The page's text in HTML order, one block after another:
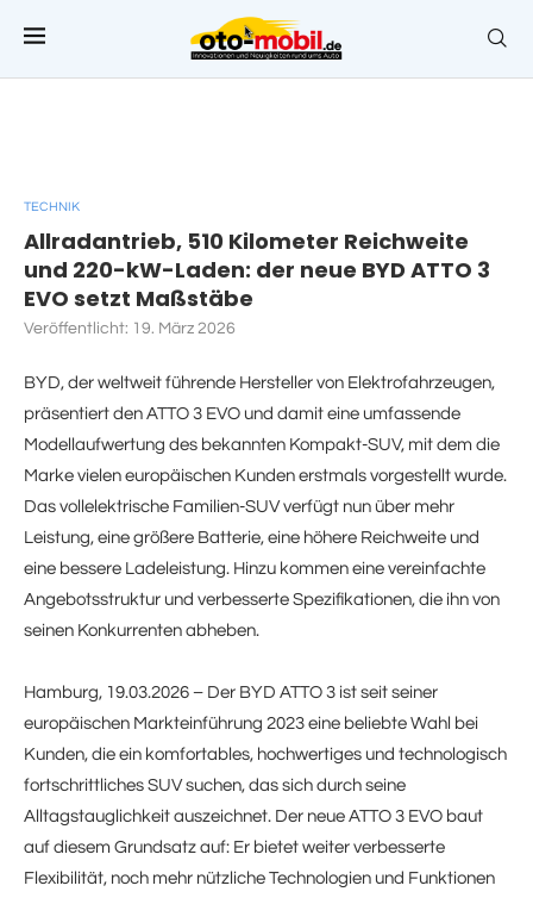
TECHNIK
Allradantrieb, 510 Kilometer Reichweite
und 220-kW-Laden: der neue BYD ATTO 3
EVO setzt Maßstäbe
Veröffentlicht: 19. März 2026
BYD, der weltweit führende Hersteller von Elektrofahrzeugen,
präsentiert den ATTO 3 EVO und damit eine umfassende
Modellaufwertung des bekannten Kompakt-SUV, mit dem die
Marke vielen europäischen Kunden erstmals vorgestellt wurde.
Das vollelektrische Familien-SUV verfügt nun über mehr
Leistung, eine größere Batterie, eine höhere Reichweite und
eine bessere Ladeleistung. Hinzu kommen eine vereinfachte
Angebotsstruktur und verbesserte Spezifikationen, die ihn von
seinen Konkurrenten abheben.
Hamburg, 19.03.2026 – Der BYD ATTO 3 ist seit seiner
europäischen Markteinführung 2023 eine beliebte Wahl bei
Kunden, die ein komfortables, hochwertiges und technologisch
fortschrittliches SUV suchen, das sich durch seine
Alltagstauglichkeit auszeichnet. Der neue ATTO 3 EVO baut
auf diesem Grundsatz auf: Er bietet weiter verbesserte
Flexibilität, noch mehr nützliche Technologien und Funktionen